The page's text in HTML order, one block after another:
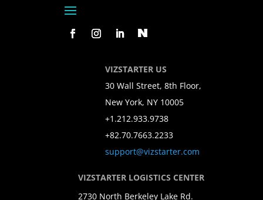
VIZSTARTER US
30 Wall Street, 8th Floor,
New York, NY 10005
+1.212.933.9738
+82.70.7663.2233
support@vizstarter.com
VIZSTARTER LOGISTICS CENTER
2730 North Berkeley Lake Rd.